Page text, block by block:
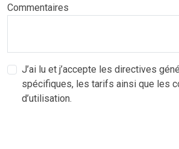
Commentaires
J’ai lu et j’accepte les directives
spécifiques, les tarifs ainsi que les
d’utilisation.